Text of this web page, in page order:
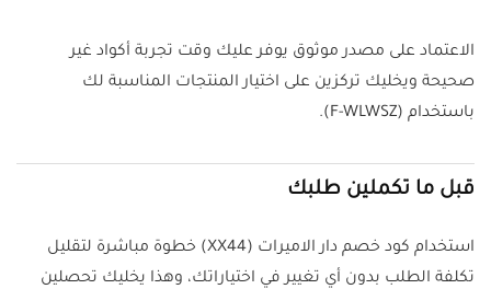
الاعتماد على مصدر موثوق يوفر عليك وقت تجربة أكواد غير
صحيحة ويخليك تركزين على اختيار المنتجات المناسبة لك
باستخدام (F-WLWSZ).
قبل ما تكملين طلبك
استخدام كود خصم دار الاميرات (XX44) خطوة مباشرة لتقليل
تكلفة الطلب بدون أي تغيير في اختياراتك، وهذا يخليك تحصلين